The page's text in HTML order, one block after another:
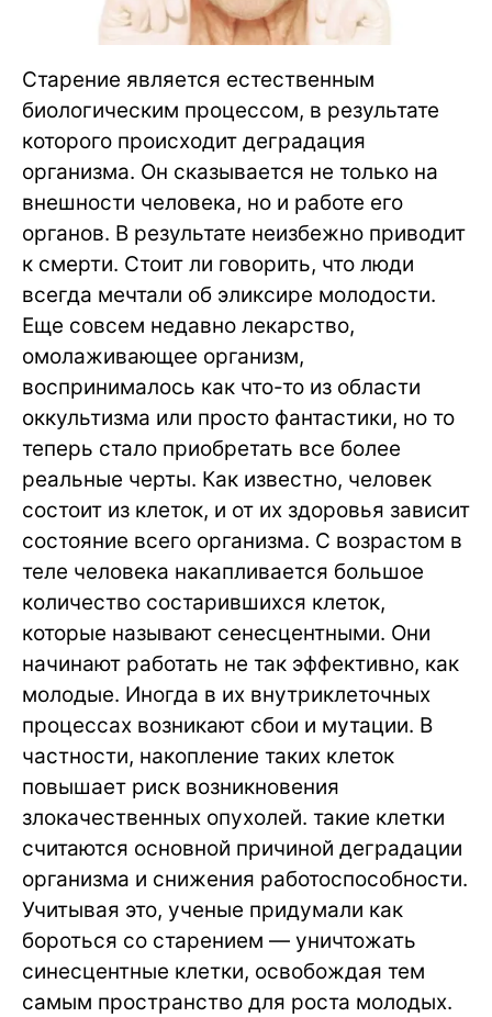
Старение является естественным
биологическим процессом, в результате
которого происходит деградация
организма. Он сказывается не только на
внешности человека, но и работе его
органов. В результате неизбежно приводит
к смерти. Стоит ли говорить, что люди
всегда мечтали об эликсире молодости.
Еще совсем недавно лекарство,
омолаживающее организм,
воспринималось как что-то из области
оккультизма или просто фантастики, но то
теперь стало приобретать все более
реальные черты. Как известно, человек
состоит из клеток, и от их здоровья зависит
состояние всего организма. С возрастом в
теле человека накапливается большое
количество состарившихся клеток,
которые называют сенесцентными. Они
начинают работать не так эффективно, как
молодые. Иногда в их внутриклеточных
процессах возникают сбои и мутации. В
частности, накопление таких клеток
повышает риск возникновения
злокачественных опухолей. такие клетки
считаются основной причиной деградации
организма и снижения работоспособности.
Учитывая это, ученые придумали как
бороться со старением — уничтожать
синесцентные клетки, освобождая тем
самым пространство для роста молодых.